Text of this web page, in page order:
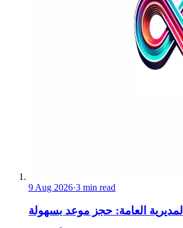
9 Aug 2026·3 min read
المديرية العامة: حجز موعد بسهولة